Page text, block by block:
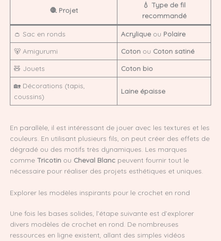
🧶 Projet
💧 Type de fil
recommandé
👛 Sac en ronds Acryliqueou Polaire
🐻 Amigurumi Cotonou Coton satiné
🧸 Jouets Coton bio
🏡 Décorations (tapis,
coussins)
Laine épaisse
En parallèle, il est intéressant de jouer avec les textures et les
couleurs. En utilisant plusieurs fils, on peut créer des effets de
dégradé ou des motifs très dynamiques. Les marques
comme Tricotin ou Cheval Blanc peuvent fournir tout le
nécessaire pour réaliser des projets esthétiques et uniques.
Explorer les modèles inspirants pour le crochet en rond
Une fois les bases solides, l’étape suivante est d’explorer
divers modèles de crochet en rond. De nombreuses
ressources en ligne existent, allant des simples vidéos